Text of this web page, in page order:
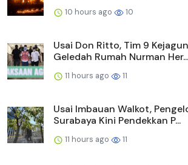
10 hours ago 10
Usai Don Ritto, Tim 9
Geledah Rumah Nurman Her...
11 hours ago 11
Usai Imbauan Walkot,
Surabaya Kini Pendekkan P...
11 hours ago 11